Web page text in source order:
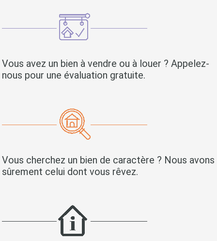
Vous avez un bien à vendre ou à louer ? Appelez-
nous pour une évaluation gratuite.
Vous cherchez un bien de caractère ? Nous avons
sûrement celui dont vous rêvez.